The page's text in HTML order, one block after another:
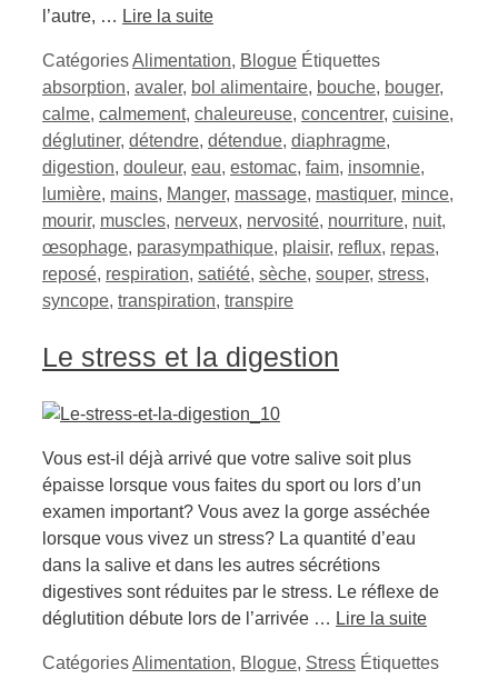
l’autre, … Lire la suite
CatégoriesAlimentation, Blogue Étiquettes
absorption, avaler, bol alimentaire, bouche, bouger,
calme, calmement, chaleureuse, concentrer, cuisine,
déglutiner, détendre, détendue, diaphragme,
digestion, douleur, eau, estomac, faim, insomnie,
lumière, mains, Manger, massage, mastiquer, mince,
mourir, muscles, nerveux, nervosité, nourriture, nuit,
œsophage, parasympathique, plaisir, reflux, repas,
reposé, respiration, satiété, sèche, souper, stress,
syncope, transpiration, transpire
Le stress et la digestion
Vous est-il déjà arrivé que votre salive soit plus
épaisse lorsque vous faites du sport ou lors d’un
examen important? Vous avez la gorge asséchée
lorsque vous vivez un stress? La quantité d’eau
dans la salive et dans les autres sécrétions
digestives sont réduites par le stress. Le réflexe de
déglutition débute lors de l’arrivée … Lire la suite
CatégoriesAlimentation, Blogue, Stress Étiquettes